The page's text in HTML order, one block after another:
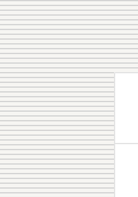
Skip
to
primary
navigation
Skip
to
main
content
Skip
to
primary
sidebar
Skip
to
footer